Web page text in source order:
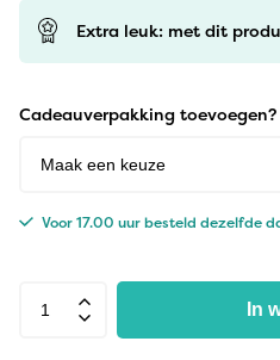
Extra leuk: met dit
Cadeauverpakking toevoegen?
Voor 17.00 uur besteld dezelfde
In